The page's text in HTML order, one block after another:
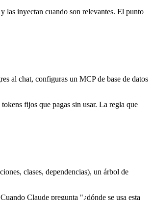
las inyectan cuando son relevantes. El punto
al chat, configuras un MCP de base de datos
fijos que pagas sin usar. La regla que
clases, dependencias), un árbol de
Claude pregunta "¿dónde se usa esta